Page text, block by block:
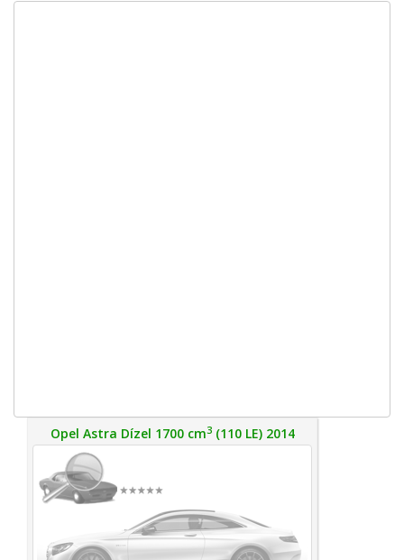
Opel Astra Dízel 1700 cm3(110 LE) 2014